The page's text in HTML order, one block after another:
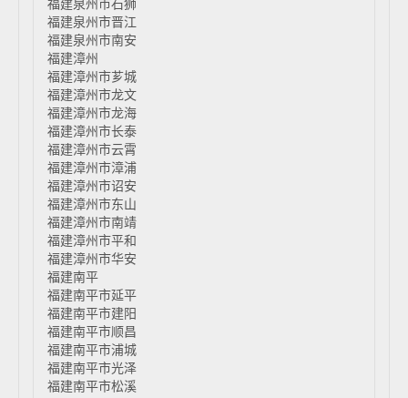
福建泉州市石狮
福建泉州市晋江
福建泉州市南安
福建漳州
福建漳州市芗城
福建漳州市龙文
福建漳州市龙海
福建漳州市长泰
福建漳州市云霄
福建漳州市漳浦
福建漳州市诏安
福建漳州市东山
福建漳州市南靖
福建漳州市平和
福建漳州市华安
福建南平
福建南平市延平
福建南平市建阳
福建南平市顺昌
福建南平市浦城
福建南平市光泽
福建南平市松溪